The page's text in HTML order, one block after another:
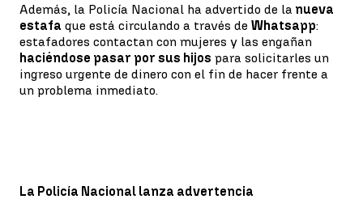
Además, la Policía Nacional ha advertido de la nueva
estafa que está circulando a través de Whatsapp:
estafadores contactan con mujeres y las engañan
haciéndose pasar por sus hijos para solicitarles un
ingreso urgente de dinero con el fin de hacer frente a
un problema inmediato.
La Policía Nacional lanza advertencia